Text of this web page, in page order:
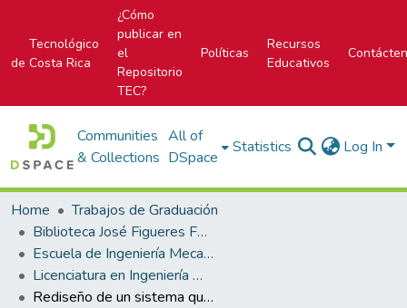
Tecnológico
de Costa Rica
¿Cómo
publicar en
el
Repositorio
TEC?
Políticas
Recursos
Educativos
Communities
& Collections
All of
DSpace
Statistics Log In
Home
Trabajos de Graduación
Biblioteca José Figueres Ferrer
Escuela de Ingeniería Mecatrónica (antes era Área Académica de Ingeniería Mecatrónica)
Licenciatura en Ingeniería Mecatrónica
Rediseño de un sistema que automatiza el proceso de curvado del dispositivo médico TFDM en Boston Scientific